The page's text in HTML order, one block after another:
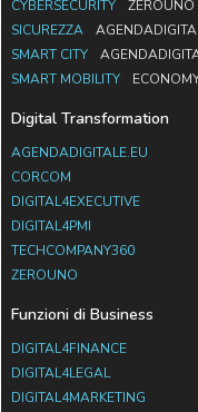
CYBERSECURITY
ZEROUNO
SICUREZZA
SMART CITY
SMART MOBILITY
Digital Transformation
AGENDADIGITALE.EU
CORCOM
DIGITAL4EXECUTIVE
DIGITAL4PMI
TECHCOMPANY360
ZEROUNO
Funzioni di Business
DIGITAL4FINANCE
DIGITAL4LEGAL
DIGITAL4MARKETING